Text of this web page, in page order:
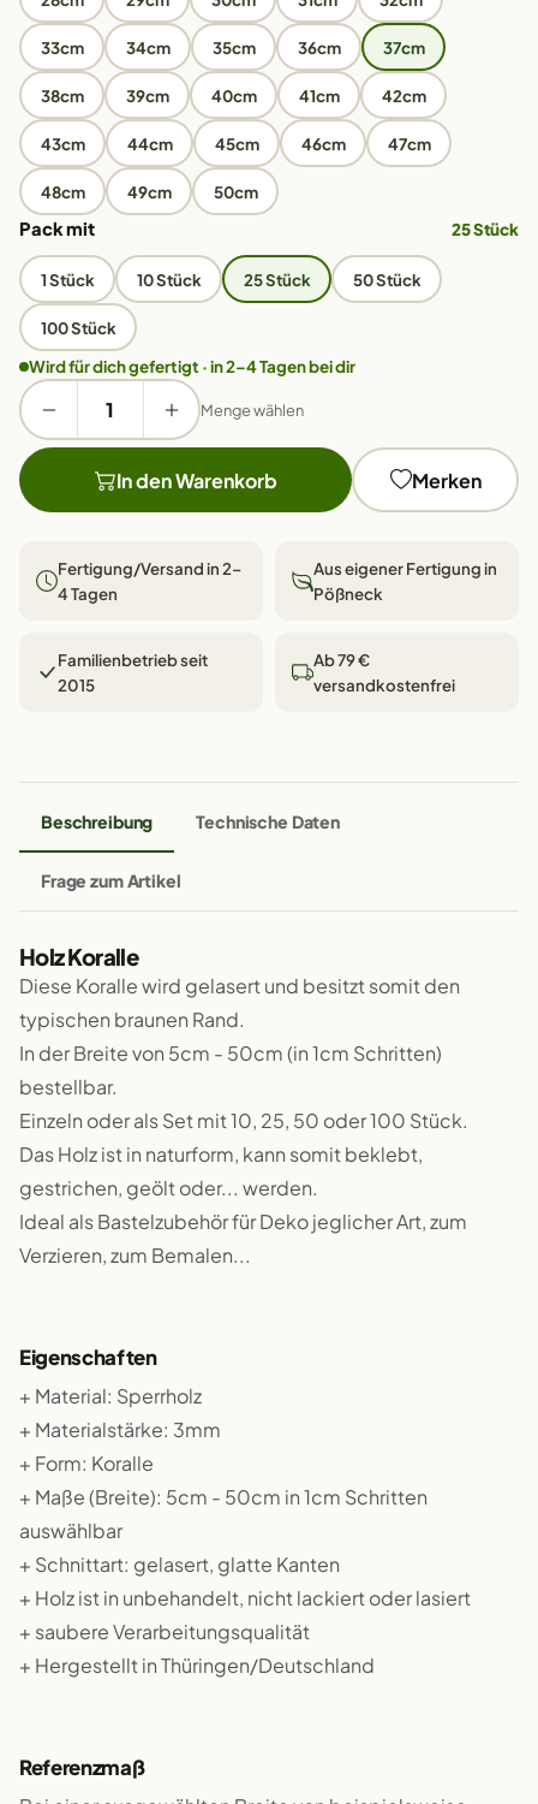
33cm 34cm 35cm 36cm 37cm
38cm 39cm 40cm 41cm 42cm
43cm 44cm 45cm 46cm 47cm
48cm 49cm 50cm
Pack mit 25 Stück
1 Stück 10 Stück 25 Stück 50 Stück
100 Stück
Wird für dich gefertigt · in 2–4 Tagen bei dir
Menge wählen
In den Warenkorb Merken
Fertigung/Versand in 2–
4 Tagen
Aus eigener Fertigung in
Pößneck
Familienbetrieb seit
2015
Ab 79 €
versandkostenfrei
Beschreibung Technische Daten
Frage zum Artikel
Holz Koralle
Diese Koralle wird gelasert und besitzt somit den
typischen braunen Rand.
In der Breite von 5cm - 50cm (in 1cm Schritten)
bestellbar.
Einzeln oder als Set mit 10, 25, 50 oder 100 Stück.
Das Holz ist in naturform, kann somit beklebt,
gestrichen, geölt oder... werden.
Ideal als Bastelzubehör für Deko jeglicher Art, zum
Verzieren, zum Bemalen...
Eigenschaften
+ Material: Sperrholz
+ Materialstärke: 3mm
+ Form: Koralle
+ Maße (Breite): 5cm - 50cm in 1cm Schritten
auswählbar
+ Schnittart: gelasert, glatte Kanten
+ Holz ist in unbehandelt, nicht lackiert oder lasiert
+ saubere Verarbeitungsqualität
+ Hergestellt in Thüringen/Deutschland
Referenzmaß